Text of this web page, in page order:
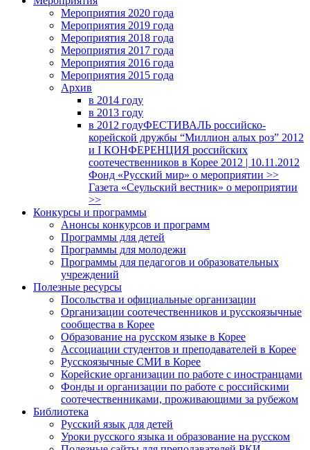
Мероприятия 2020 года
Мероприятия 2019 года
Мероприятия 2018 годa
Мероприятия 2017 года
Мероприятия 2016 года
Мероприятия 2015 года
Архив
в 2014 году
в 2013 году
в 2012 годуФЕСТИВАЛЬ российско-
корейской дружбы “Миллион алых роз” 2012
и I КОНФЕРЕНЦИЯ российских
соотечественников в Корее 2012 | 10.11.2012
Фонд «Русский мир» о мероприятии >>
Газета «Сеульский вестник» о мероприятии
>>
Конкурсы и программы
Анонсы конкурсов и программ
Программы для детей
Программы для молодежи
Программы для педагогов и образовательных
учреждений
Полезные ресурсы
Посольства и официальные организации
Организации соотечественников и русскоязычные
сообщества в Корее
Образование на русском языке в Корее
Ассоциации студентов и преподавателей в Корее
Русскоязычные СМИ в Корее
Корейские организации по работе с иностранцами
Фонды и организации по работе с российскими
соотечественниками, проживающими за рубежом
Библиотека
Русский язык для детей
Уроки русского языка и образование на русском